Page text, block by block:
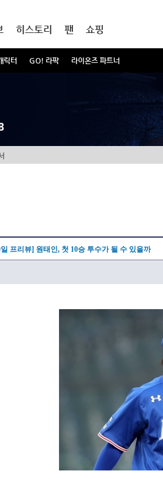
릭터 GO! 라팍 라이온즈 파트너
히스토리 팬 쇼핑
일 프리뷰] 원태인, 첫 10승 투수가 될 수 있을까